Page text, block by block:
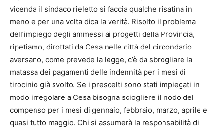
vicenda il sindaco rieletto si faccia qualche risatina in
meno e per una volta dica la verità. Risolto il problema
dell’impiego degli ammessi ai progetti della Provincia,
ripetiamo, dirottati da Cesa nelle città del circondario
aversano, come prevede la legge, c’è da sbrogliare la
matassa dei pagamenti delle indennità per i mesi di
tirocinio già svolto. Se i prescelti sono stati impiegati in
modo irregolare a Cesa bisogna sciogliere il nodo del
compenso per i mesi di gennaio, febbraio, marzo, aprile e
quasi tutto maggio. Chi si assumerà la responsabilità di